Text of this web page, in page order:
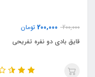
200,000
200,000 تومان
قایق بادی دو نفره تفریحی